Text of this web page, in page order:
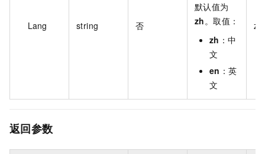
Lang string 否
默认值为
zh。取值：
zh ：中
文
en ：英
文
zh
返回参数